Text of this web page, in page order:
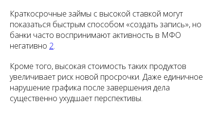
Краткосрочные займы с высокой ставкой могут
показаться быстрым способом «создать запись», но
банки часто воспринимают активность в МФО
негативно 2.
Кроме того, высокая стоимость таких продуктов
увеличивает риск новой просрочки. Даже единичное
нарушение графика после завершения дела
существенно ухудшает перспективы.